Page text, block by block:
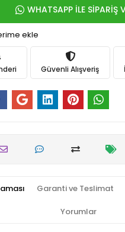
WHATSAPP İLE SİPARİŞ
ekle
Güvenli Alışveriş
Garanti ve Teslimat
Yorumlar